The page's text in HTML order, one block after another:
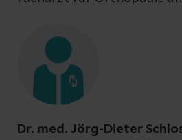
Dr. med. Jörg-Dieter